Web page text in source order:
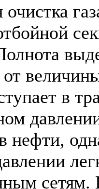
очистка
в
давлении
нефти,
сетям.